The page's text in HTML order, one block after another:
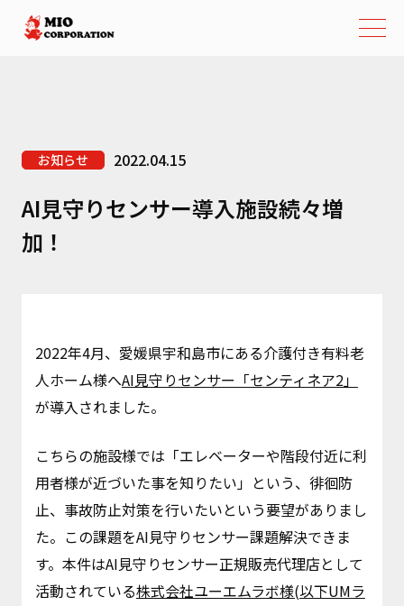
お知らせ 2022.04.15
AI見守りセンサー導入施設続々増
加！
2022年4月、愛媛県宇和島市にある介護付き有料老
人ホーム様へAI見守りセンサー「センティネア2」
が導入されました。
こちらの施設様では「エレベーターや階段付近に利
用者様が近づいた事を知りたい」という、徘徊防
止、事故防止対策を行いたいという要望がありまし
た。この課題をAI見守りセンサー課題解決できま
す。本件はAI見守りセンサー正規販売代理店として
活動されている株式会社ユーエムラボ様(以下UMラ